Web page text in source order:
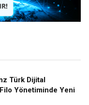
Türk Dijital
Yönetiminde Yeni